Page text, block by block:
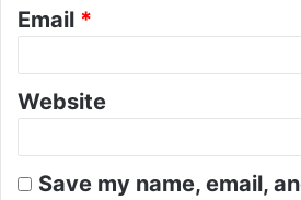
Email *
Website
Save my name, email,